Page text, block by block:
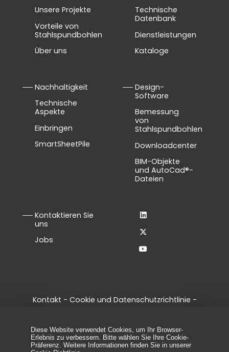
Unsere Projekte
Vorteile von
Stahlspundbohlen
Über uns
Technische
Datenbank
Dienstleistungen
Kataloge
Nachhaltigkeit
Technische
Aspekte
Einbringen
SmartSheetPile
Design-
Software
Bemessung
von
Stahlspundbohlen
Downloadcenter
BIM-Objekte
und AutoCad®-
Dateien
Kontaktieren Sie
uns
Jobs
Kontakt - Cookie und Datenschutzrichtlinie -
© 2026 - Alle Rechte vorbehalten, ArcelorMittal
Spundwand
Diese Website verwendet Cookies, um Ihr Browser-
Erlebnis zu verbessern. Bitte wählen Sie Ihre Cookie-
Präferenz. Weitere Informationen finden Sie in unserer